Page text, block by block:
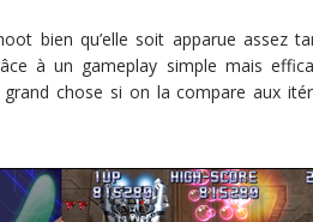
bien qu’elle soit apparue assez
à un gameplay simple mais
grand chose si on la compare aux